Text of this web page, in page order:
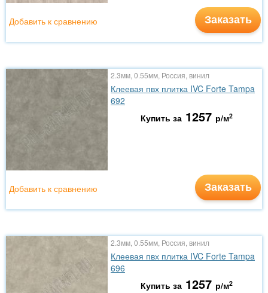
Заказать
Добавить к сравнению
2.3мм, 0.55мм, Россия, винил
Клеевая пвх плитка IVC Forte Tampa
692
Купить за 1257 р/м2
Заказать
Добавить к сравнению
2.3мм, 0.55мм, Россия, винил
Клеевая пвх плитка IVC Forte Tampa
696
Купить за 1257 р/м2